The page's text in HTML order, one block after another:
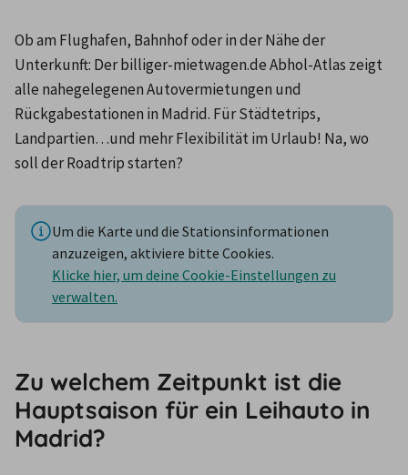
Ob am Flughafen, Bahnhof oder in der Nähe der
Unterkunft: Der billiger-mietwagen.de Abhol-Atlas zeigt
alle nahegelegenen Autovermietungen und
Rückgabestationen in Madrid. Für Städtetrips,
Landpartien…und mehr Flexibilität im Urlaub! Na, wo
soll der Roadtrip starten?
Um die Karte und die Stationsinformationen
anzuzeigen, aktiviere bitte Cookies.
Klicke hier, um deine Cookie-Einstellungen zu
verwalten.
Zu welchem Zeitpunkt ist die
Hauptsaison für ein Leihauto in
Madrid?